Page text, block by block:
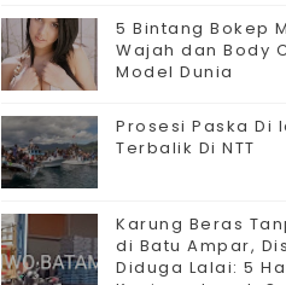
5 Bintang Bokep
Wajah dan Body
Model Dunia
Prosesi Paska Di
Terbalik Di NTT
Karung Beras
di Batu Ampar,
Diduga Lalai: 5